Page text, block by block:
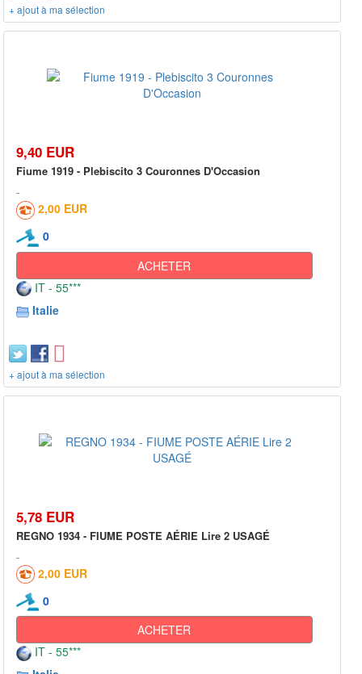
+ ajout à ma sélection
9,40 EUR
Fiume 1919 - Plebiscito 3 Couronnes D'Occasion
2,00 EUR
0
ACHETER
IT - 55***
Italie
+ ajout à ma sélection
5,78 EUR
REGNO 1934 - FIUME POSTE AÉRIE Lire 2 USAGÉ
2,00 EUR
0
ACHETER
IT - 55***